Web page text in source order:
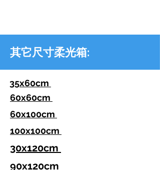
其它尺寸柔光箱:
35x60cm
60x60cm
60x100cm
100x100cm
30x120cm
90x120cm